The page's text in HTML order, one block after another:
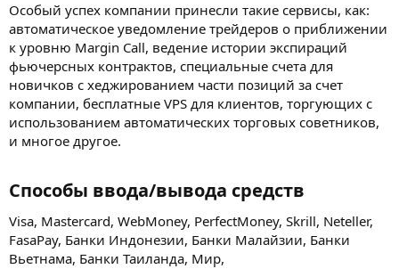
Особый успех компании принесли такие сервисы, как:
автоматическое уведомление трейдеров о приближении
к уровню Margin Call, ведение истории экспираций
фьючерсных контрактов, специальные счета для
новичков с хеджированием части позиций за счет
компании, бесплатные VPS для клиентов, торгующих с
использованием автоматических торговых советников,
и многое другое.
Способы ввода/вывода средств​
Visa, Mastercard, WebMoney, PerfectMoney, Skrill, Neteller,
FasaPay, Банки Индонезии, Банки Малайзии, Банки
Вьетнама, Банки Таиланда, Мир,